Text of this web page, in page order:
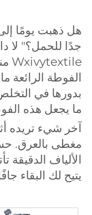
هل ذهبت يومًا
جدًا للحمل؟" لا
Wxivytextile
الفوطة
بدورها في
ما يجعل هذه
آخر شيء تريده
مغطى بالعرق.
الألياف
يتيح لك البقاء